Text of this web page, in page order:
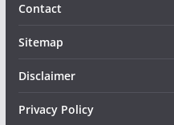
Contact
Sitemap
Disclaimer
Privacy Policy